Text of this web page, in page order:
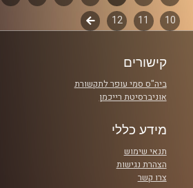
קרדיט תמונות:Elior Buchnik
פרקים
10
11
12
לשלב
קישורים
ביה"ס סמי עופר לתקשורת
אוניברסיטת רייכמן
מידע כללי
תנאי שימוש
הצהרת נגישות
צרו קשר